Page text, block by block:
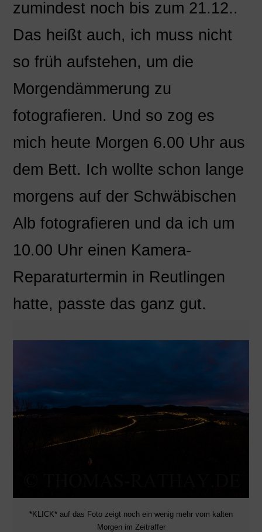
zumindest noch bis zum 21.12..
Das heißt auch, ich muss nicht
so früh aufstehen, um die
Morgendämmerung zu
fotografieren. Und so zog es
mich heute Morgen 6.00 Uhr aus
dem Bett. Ich wollte schon lange
morgens auf der Schwäbischen
Alb fotografieren und da ich um
10.00 Uhr einen Kamera-
Reparaturtermin in Reutlingen
hatte, passte das ganz gut.
*KLICK* auf das Foto zeigt noch ein wenig mehr vom kalten
Morgen im Zeitraffer